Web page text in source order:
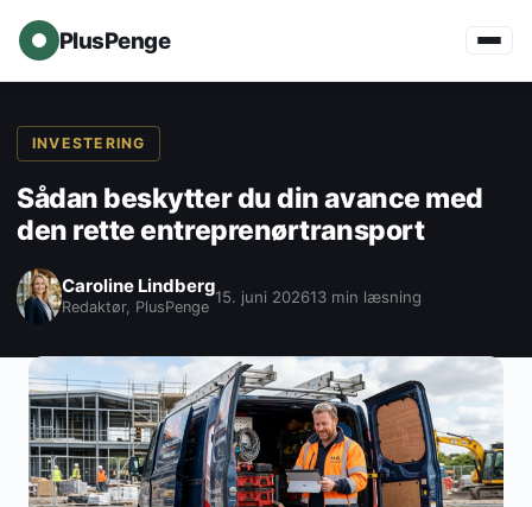
PlusPenge
INVESTERING
Sådan beskytter du din avance med
den rette entreprenørtransport
Caroline Lindberg
Redaktør, PlusPenge
15. juni 202613 min læsning